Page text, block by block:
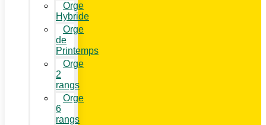
Orge
Hybride
Orge
de
Printemps
Orge
2
rangs
Orge
6
rangs